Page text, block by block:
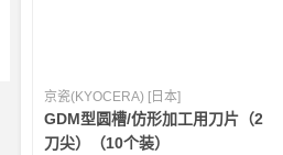
京瓷(KYOCERA) [日本]
GDM型圆槽/仿形加工用刀片（2
刀尖）（10个装）